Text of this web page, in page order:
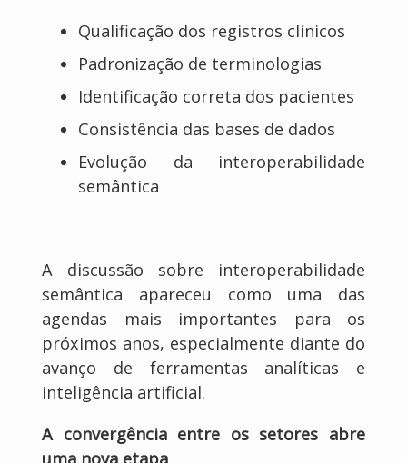
Qualificação dos registros clínicos
Padronização de terminologias
Identificação correta dos pacientes
Consistência das bases de dados
Evolução da interoperabilidade
semântica
A discussão sobre interoperabilidade
semântica apareceu como uma das
agendas mais importantes para os
próximos anos, especialmente diante do
avanço de ferramentas analíticas e
inteligência artificial.
A convergência entre os setores abre
uma nova etapa